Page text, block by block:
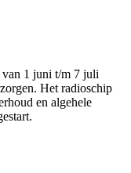
van 1 juni t/m 7 juli
Het radioschip
en algehele